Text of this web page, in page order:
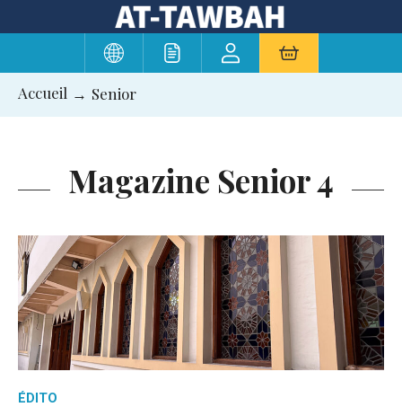
au
Accueil Senior
Magazine Senior 4
ÉDITO